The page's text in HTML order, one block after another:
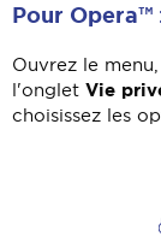
Pour Opera™
Ouvrez le
l'onglet Vie
choisissez les